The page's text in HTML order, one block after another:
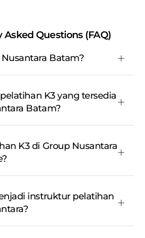
Asked Questions (FAQ)
Batam?
K3 yang tersedia
Batam?
K3 di Group Nusantara
instruktur pelatihan